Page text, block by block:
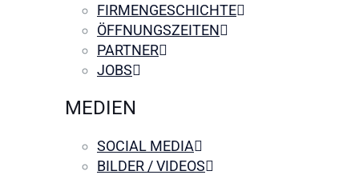
FIRMENGESCHICHTE
ÖFFNUNGSZEITEN
PARTNER
JOBS
MEDIEN
SOCIAL MEDIA
BILDER / VIDEOS